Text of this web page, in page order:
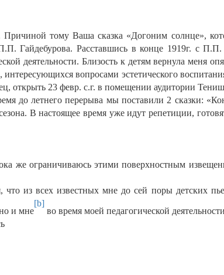
тому Ваша сказка «Догоним солнце»,
Гайдебурова. Расставшись в конце 1919г. с
деятельности. Близость к детям вернула меня
вопросами эстетического
открыть 23 февр. с.г. в помещении аудитории
до летнего перерыва мы поставили 2 сказки:
В настоящее время уже идут репетиции,
же ограничиваюсь этими поверхностным
из всех известных мне до сей поры детских
и мне
[b]
во время моей педагогической